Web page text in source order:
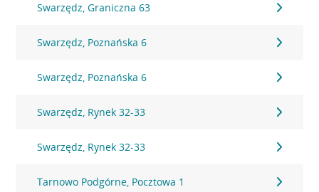
Swarzędz, Graniczna 63
Swarzędz, Poznańska 6
Swarzędz, Poznańska 6
Swarzędz, Rynek 32-33
Swarzędz, Rynek 32-33
Tarnowo Podgórne, Pocztowa 1